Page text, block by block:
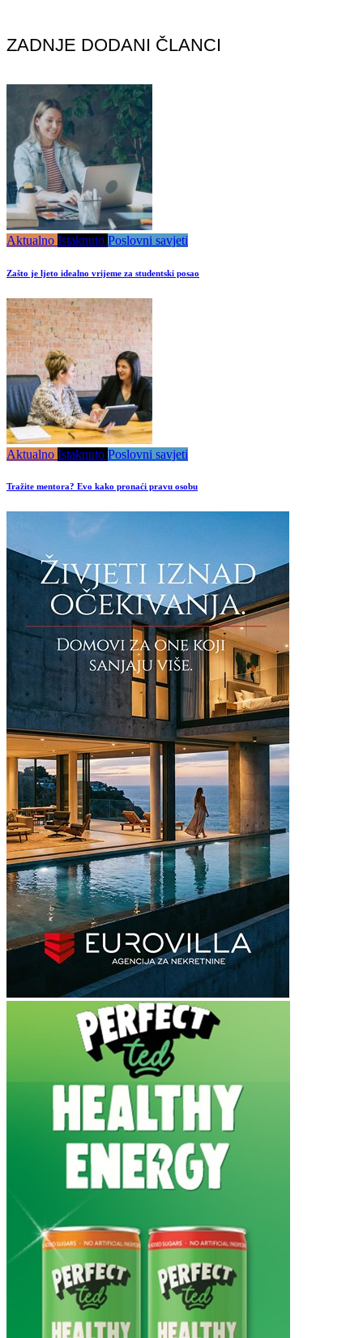
ZADNJE DODANI ČLANCI
Aktualno Istaknuto Poslovni savjeti
Zašto je ljeto idealno vrijeme za studentski posao
Aktualno Istaknuto Poslovni savjeti
Tražite mentora? Evo kako pronaći pravu osobu